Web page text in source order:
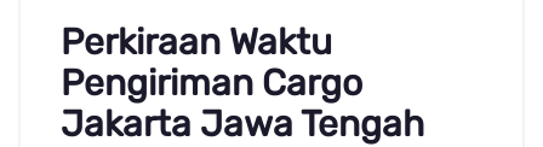
Perkiraan Waktu
Pengiriman Cargo
Jakarta Jawa Tengah